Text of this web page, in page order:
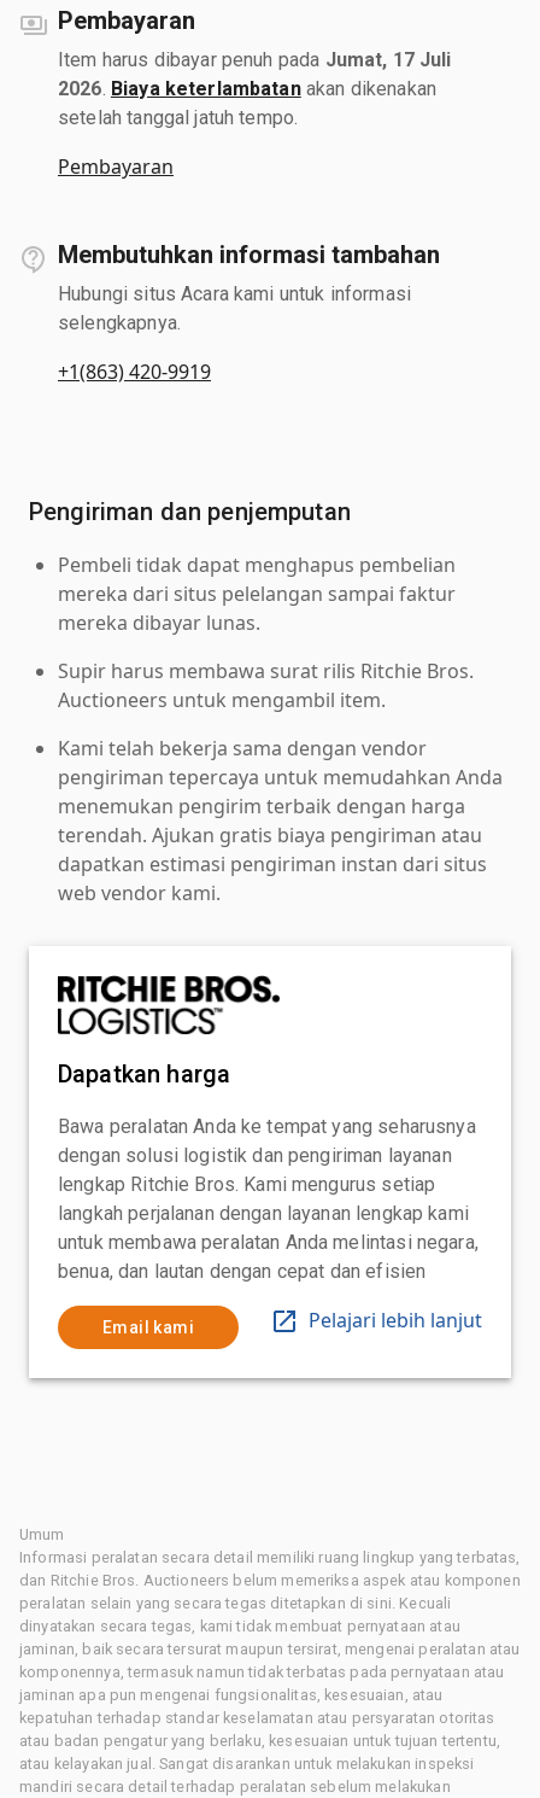
Pembayaran
Item harus dibayar penuh pada Jumat, 17 Juli
2026 Biaya keterlambatanakan dikenakan
setelah tanggal jatuh tempo.
Pembayaran
Membutuhkan informasi tambahan
Hubungi situs Acara kami untuk informasi
selengkapnya.
+1(863) 420-9919
Pengiriman dan penjemputan
Pembeli tidak dapat menghapus pembelian
mereka dari situs pelelangan sampai faktur
mereka dibayar lunas.
Supir harus membawa surat rilis Ritchie Bros.
Auctioneers untuk mengambil item.
Kami telah bekerja sama dengan vendor
pengiriman tepercaya untuk memudahkan Anda
menemukan pengirim terbaik dengan harga
terendah. Ajukan gratis biaya pengiriman atau
dapatkan estimasi pengiriman instan dari situs
web vendor kami.
Dapatkan harga
Bawa peralatan Anda ke tempat yang seharusnya
dengan solusi logistik dan pengiriman layanan
lengkap Ritchie Bros. Kami mengurus setiap
langkah perjalanan dengan layanan lengkap kami
untuk membawa peralatan Anda melintasi negara,
benua, dan lautan dengan cepat dan efisien
Email kami Pelajari lebih lanjut
Umum
Informasi peralatan secara detail memiliki ruang lingkup yang terbatas,
dan Ritchie Bros. Auctioneers belum memeriksa aspek atau komponen
peralatan selain yang secara tegas ditetapkan di sini. Kecuali
dinyatakan secara tegas, kami tidak membuat pernyataan atau
jaminan, baik secara tersurat maupun tersirat, mengenai peralatan atau
komponennya, termasuk namun tidak terbatas pada pernyataan atau
jaminan apa pun mengenai fungsionalitas, kesesuaian, atau
kepatuhan terhadap standar keselamatan atau persyaratan otoritas
atau badan pengatur yang berlaku, kesesuaian untuk tujuan tertentu,
atau kelayakan jual. Sangat disarankan untuk melakukan inspeksi
mandiri secara detail terhadap peralatan sebelum melakukan